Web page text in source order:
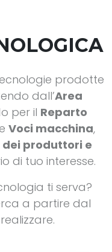
prodotte
dall’Area
per il Reparto
Voci macchina,
dei produttori e
di tuo interesse.
ti serva?
a partire dal